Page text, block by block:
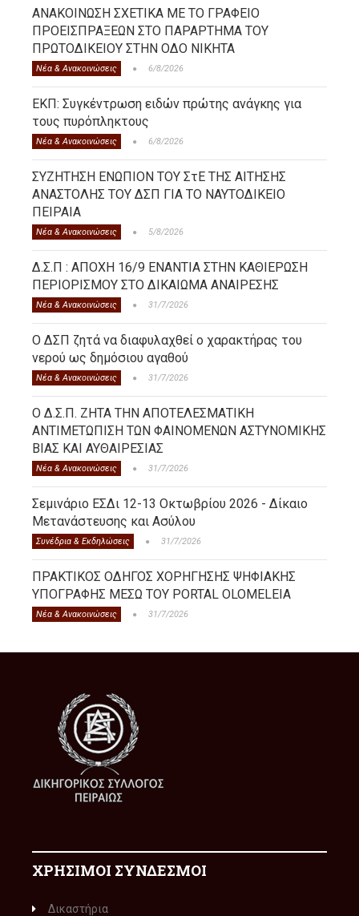
ΑΝΑΚΟΙΝΩΣΗ ΣΧΕΤΙΚΑ ΜΕ ΤΟ ΓΡΑΦΕΙΟ
ΠΡΟΕΙΣΠΡΑΞΕΩΝ ΣΤΟ ΠΑΡΑΡΤΗΜΑ ΤΟΥ
ΠΡΩΤΟΔΙΚΕΙΟΥ ΣΤΗΝ ΟΔΟ ΝΙΚΗΤΑ
Νέα & Ανακοινώσεις 6/8/2026
ΕΚΠ: Συγκέντρωση ειδών πρώτης ανάγκης για
τους πυρόπληκτους
Νέα & Ανακοινώσεις 6/8/2026
ΣΥΖΗΤΗΣΗ ΕΝΩΠΙΟΝ ΤΟΥ ΣτΕ ΤΗΣ ΑΙΤΗΣΗΣ
ΑΝΑΣΤΟΛΗΣ ΤΟΥ ΔΣΠ ΓΙΑ ΤΟ ΝΑΥΤΟΔΙΚΕΙΟ
ΠΕΙΡΑΙΑ
Νέα & Ανακοινώσεις 5/8/2026
Δ.Σ.Π : ΑΠΟΧΗ 16/9 ΕΝΑΝΤΙΑ ΣΤΗΝ ΚΑΘΙΕΡΩΣΗ
ΠΕΡΙΟΡΙΣΜΟΥ ΣΤΟ ΔΙΚΑΙΩΜΑ ΑΝΑΙΡΕΣΗΣ
Νέα & Ανακοινώσεις 31/7/2026
Ο ΔΣΠ ζητά να διαφυλαχθεί ο χαρακτήρας του
νερού ως δημόσιου αγαθού
Νέα & Ανακοινώσεις 31/7/2026
Ο Δ.Σ.Π. ΖΗΤΑ ΤΗΝ ΑΠΟΤΕΛΕΣΜΑΤΙΚΗ
ΑΝΤΙΜΕΤΩΠΙΣΗ ΤΩΝ ΦΑΙΝΟΜΕΝΩΝ ΑΣΤΥΝΟΜΙΚΗΣ
ΒΙΑΣ ΚΑΙ ΑΥΘΑΙΡΕΣΙΑΣ
Νέα & Ανακοινώσεις 31/7/2026
Σεμινάριο ΕΣΔι 12-13 Οκτωβρίου 2026 - Δίκαιο
Μετανάστευσης και Ασύλου
Συνέδρια & Εκδηλώσεις 31/7/2026
ΠΡΑΚΤΙΚΟΣ ΟΔΗΓΟΣ ΧΟΡΗΓΗΣΗΣ ΨΗΦΙΑΚΗΣ
ΥΠΟΓΡΑΦΗΣ ΜΕΣΩ ΤΟΥ PORTAL OLOMELEIA
Νέα & Ανακοινώσεις 31/7/2026
ΧΡΗΣΙΜΟΙ ΣΥΝΔΕΣΜΟΙ
Δικαστήρια